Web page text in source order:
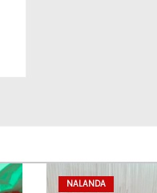
NALANDA